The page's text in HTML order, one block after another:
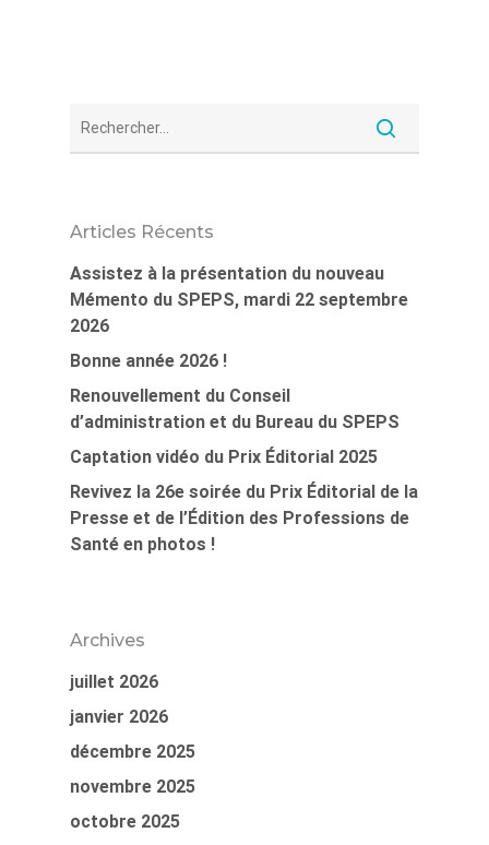
Articles Récents
Assistez à la présentation du nouveau
Mémento du SPEPS, mardi 22 septembre
2026
Bonne année 2026 !
Renouvellement du Conseil
d’administration et du Bureau du SPEPS
Captation vidéo du Prix Éditorial 2025
Revivez la 26e soirée du Prix Éditorial de la
Presse et de l’Édition des Professions de
Santé en photos !
Archives
juillet 2026
janvier 2026
décembre 2025
novembre 2025
octobre 2025